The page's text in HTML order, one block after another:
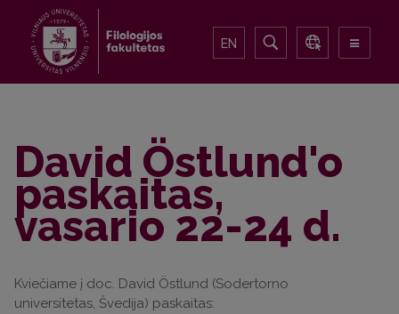
EN
David Östlund'o
paskaitas,
vasario 22-24 d.
Kviečiame į doc. David Östlund (Sodertorno
universitetas, Švedija) paskaitas: